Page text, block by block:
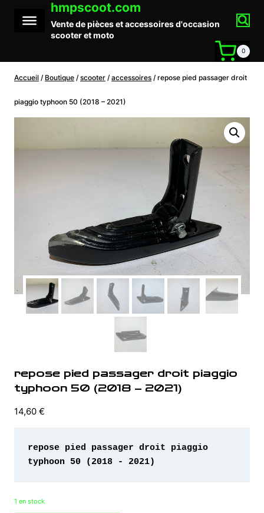
contenu
hmpscoot.com
Vente de pièces et accessoires d'occasion
scooter et moto
0
Accueil / Boutique / scooter / accessoires / repose pied passager droit
piaggio typhoon 50 (2018 – 2021)
repose pied passager droit piaggio
typhoon 50 (2018 – 2021)
14,60 €
repose pied passager droit piaggio
typhoon 50 (2018 - 2021)
1 en stock